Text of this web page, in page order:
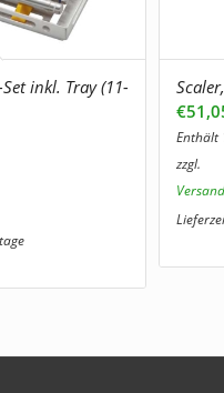
inkl. Tray (11-
€
Enthält
zzgl.
Versand